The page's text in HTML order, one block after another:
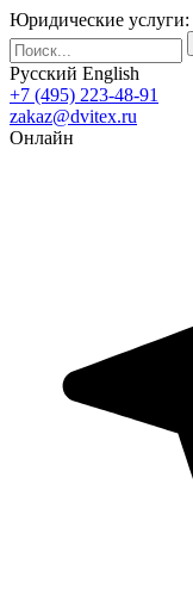
Юридические услуги:
Русский English
+7 (495) 223-48-91
zakaz@dvitex.ru
Онлайн